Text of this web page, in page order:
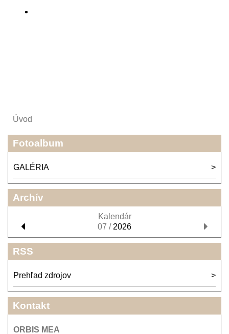
Úvod
Fotoalbum
GALÉRIA
Archív
Kalendár
07 / 2026
RSS
Prehľad zdrojov
Kontakt
ORBIS MEA